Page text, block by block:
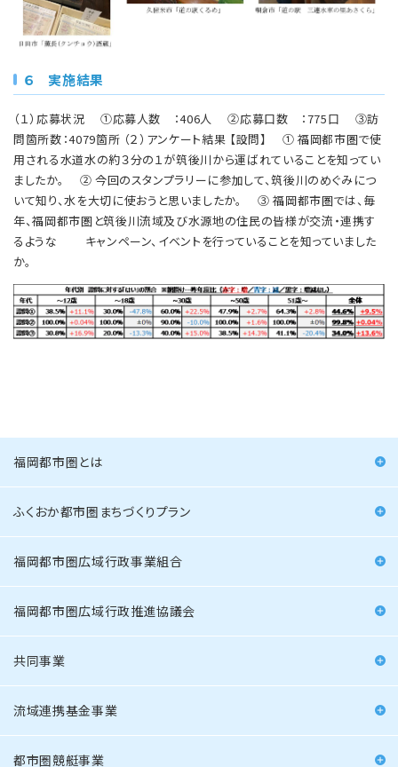
６ 実施結果
（１）応募状況 ①応募人数 ：406人 ②応募口数 ：775口 ③訪
問箇所数：4079箇所 （２）アンケート結果 【設問】 ① 福岡都市圏で使
用される水道水の約３分の１が筑後川から運ばれていることを知ってい
ましたか。 ② 今回のスタンプラリーに参加して、筑後川のめぐみにつ
いて知り、水を大切に使おうと思いましたか。 ③ 福岡都市圏では、毎
年、福岡都市圏と筑後川流域及び水源地の住民の皆様が交流・連携す
るような キャンペーン、イベントを行っていることを知っていました
か。
福岡都市圏とは
ふくおか都市圏まちづくりプラン
福岡都市圏広域行政事業組合
福岡都市圏広域行政推進協議会
共同事業
流域連携基金事業
都市圏競艇事業